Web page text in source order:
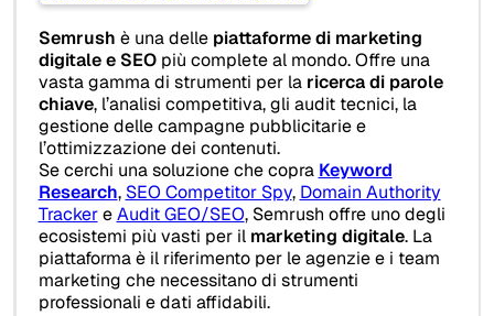
Semrush è una delle piattaforme di marketing
digitale e SEOpiù complete al mondo. Offre una
vasta gamma di strumenti per la ricerca di parole
chiave, l’analisi competitiva, gli audit tecnici, la
gestione delle campagne pubblicitarie e
l’ottimizzazione dei contenuti.
Se cerchi una soluzione che copra Keyword
Research, SEO Competitor Spy, Domain Authority
TrackereAudit GEO/SEO, Semrush offre uno degli
ecosistemi più vasti per il marketing digitale. La
piattaforma è il riferimento per le agenzie e i team
marketing che necessitano di strumenti
professionali e dati affidabili.